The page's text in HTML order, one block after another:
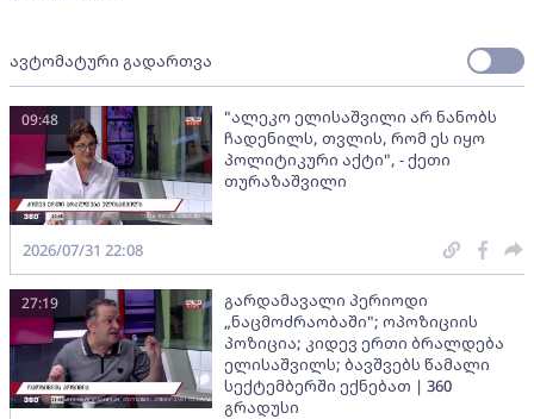
ავტომატური გადართვა
"ალეკო ელისაშვილი არ ნანობს
ჩადენილს, თვლის, რომ ეს იყო
პოლიტიკური აქტი", - ქეთი
თურაზაშვილი
09:48
2026/07/31 22:08
გარდამავალი პერიოდი
„ნაცმოძრაობაში"; ოპოზიციის
პოზიცია; კიდევ ერთი ბრალდება
ელისაშვილს; ბავშვებს წამალი
სექტემბერში ექნებათ | 360
გრადუსი
27:19